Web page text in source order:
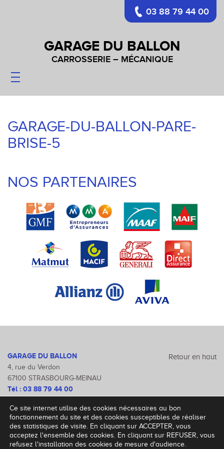
GARAGE DU BALLON
CARROSSERIE – MÉCANIQUE
PARE-BRISES
VÉHICULES
03 88 79 44 00
GARAGE-DU-BALLON-PARE-
BRISE-5
NOS PARTENAIRES
Retour en haut
GARAGE DU BALLON
4, rue du Verdon
67100 STRASBOURG-MEINAU
Tél : 03 88 79 44 00
Mentions légales
Ce site internet utilise des cookies nécessaires au bon
fonctionnement du site et des cookies susceptibles de réaliser
des statistiques de visite. En cliquant sur ACCEPTER, vous
acceptez l'ensemble des cookies. En cliquant sur REFUSER, vous
refusez l'installation des cookies de mesure d'audience.